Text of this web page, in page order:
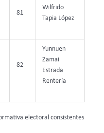
81
Wilfrido
Tapia López
82
Yunnuen
Zamai
Estrada
Rentería
electoral consistentes